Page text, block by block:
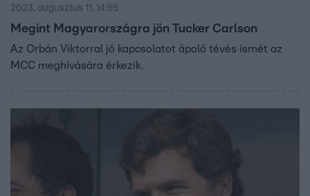
2023. augusztus 11. 14:55
Megint Magyarországra jön Tucker Carlson
Az Orbán Viktorral jó kapcsolatot ápoló tévés ismét az
MCC meghívására érkezik.